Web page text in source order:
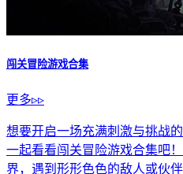
闯关冒险游戏合集
更多▹▹
想要开启一场充满刺激与挑战
一起看看闯关冒险游戏合集吧
界，遇到形形色色的敌人或伙